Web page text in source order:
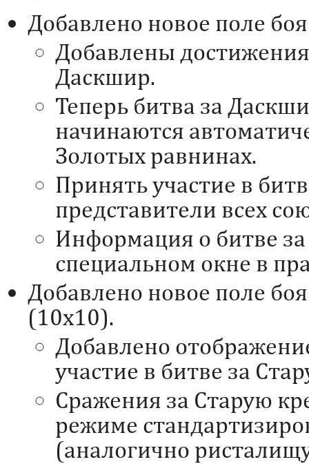
Добавлено новое поле
Добавлены
Даскшир.
Теперь битва за
начинаются
Золотых равнинах.
Принять участие в
представители всех
Информация о битве
специальном окне в
Добавлено новое поле
(10х10).
Добавлено
участие в битве за
Сражения за Старую
режиме
(аналогично